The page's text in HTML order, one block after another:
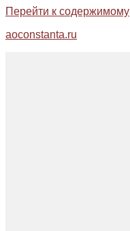
Перейти к содержимому
aoconstanta.ru